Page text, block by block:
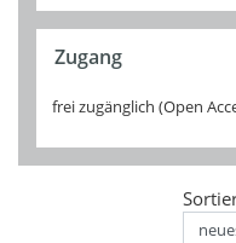
Zugang
frei zugänglich (Open